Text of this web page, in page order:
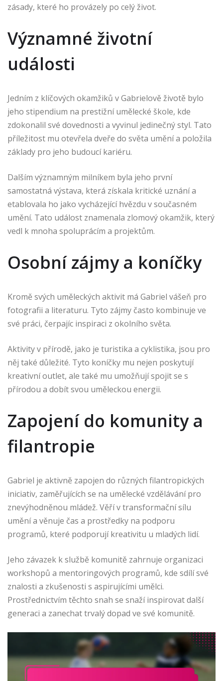
zásady, které ho provázely po celý život.
Významné životní
události
Jedním z klíčových okamžiků v Gabrielově životě bylo
jeho stipendium na prestižní umělecké škole, kde
zdokonalil své dovednosti a vyvinul jedinečný styl. Tato
příležitost mu otevřela dveře do světa umění a položila
základy pro jeho budoucí kariéru.
Dalším významným milníkem byla jeho první
samostatná výstava, která získala kritické uznání a
etablovala ho jako vycházející hvězdu v současném
umění. Tato událost znamenala zlomový okamžik, který
vedl k mnoha spoluprácím a projektům.
Osobní zájmy a koníčky
Kromě svých uměleckých aktivit má Gabriel vášeň pro
fotografii a literaturu. Tyto zájmy často kombinuje ve
své práci, čerpajíc inspiraci z okolního světa.
Aktivity v přírodě, jako je turistika a cyklistika, jsou pro
něj také důležité. Tyto koníčky mu nejen poskytují
kreativní outlet, ale také mu umožňují spojit se s
přírodou a dobít svou uměleckou energii.
Zapojení do komunity a
filantropie
Gabriel je aktivně zapojen do různých filantropických
iniciativ, zaměřujících se na umělecké vzdělávání pro
znevýhodněnou mládež. Věří v transformační sílu
umění a věnuje čas a prostředky na podporu
programů, které podporují kreativitu u mladých lidí.
Jeho závazek k službě komunitě zahrnuje organizaci
workshopů a mentoringových programů, kde sdílí své
znalosti a zkušenosti s aspirujícími umělci.
Prostřednictvím těchto snah se snaží inspirovat další
generaci a zanechat trvalý dopad ve své komunitě.